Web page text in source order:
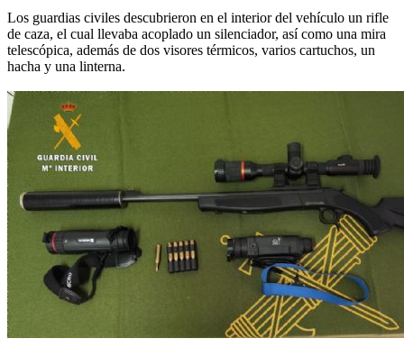
Los guardias civiles descubrieron en el interior del vehículo un rifle
de caza, el cual llevaba acoplado un silenciador, así como una mira
telescópica, además de dos visores térmicos, varios cartuchos, un
hacha y una linterna.